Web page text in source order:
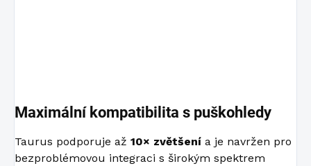
Maximální kompatibilita s puškohledy
Taurus podporuje až 10× zvětšení a je navržen pro
bezproblémovou integraci s širokým spektrem